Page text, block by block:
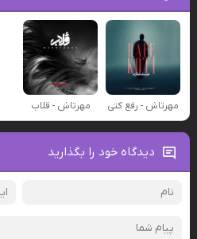
مهرتاش - رفع کتی مهرتاش - قلاب
دیدگاه خود را بگذارید